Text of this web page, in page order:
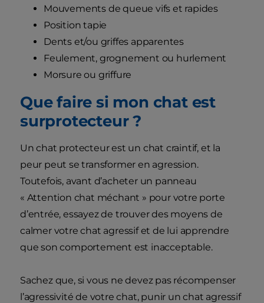
Mouvements de queue vifs et rapides
Position tapie
Dents et/ou griffes apparentes
Feulement, grognement ou hurlement
Morsure ou griffure
Que faire si mon chat est
surprotecteur ?
Un chat protecteur est un chat craintif, et la
peur peut se transformer en agression.
Toutefois, avant d’acheter un panneau
« Attention chat méchant » pour votre porte
d’entrée, essayez de trouver des moyens de
calmer votre chat agressif et de lui apprendre
que son comportement est inacceptable.
Sachez que, si vous ne devez pas récompenser
l’agressivité de votre chat, punir un chat agressif